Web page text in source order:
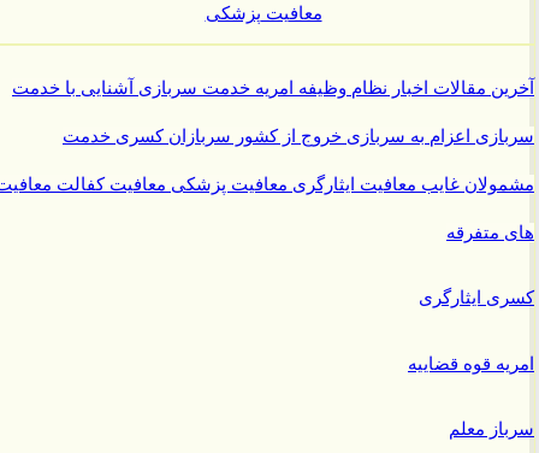
معافیت پزشکی
مقالاتاخبار نظام وظیفهامریهخدمت سربازیآشنایی با خدمت
اعزام به سربازیخروج از کشور سربازانکسری خدمت
غایبمعافیت ایثارگریمعافیت پزشکیمعافیت کفالتمعافیت
متفرقه
ایثارگری
قوه قضاییه
معلم